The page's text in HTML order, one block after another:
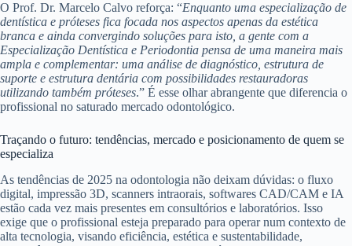
O Prof. Dr. Marcelo Calvo reforça: “Enquanto uma especialização de
dentística e próteses fica focada nos aspectos apenas da estética
branca e ainda convergindo soluções para isto, a gente com a
Especialização Dentística e Periodontia pensa de uma maneira mais
ampla e complementar: uma análise de diagnóstico, estrutura de
suporte e estrutura dentária com possibilidades restauradoras
utilizando também próteses.” É esse olhar abrangente que diferencia o
profissional no saturado mercado odontológico.
Traçando o futuro: tendências, mercado e posicionamento de quem se
especializa
As tendências de 2025 na odontologia não deixam dúvidas: o fluxo
digital, impressão 3D, scanners intraorais, softwares CAD/CAM e IA
estão cada vez mais presentes em consultórios e laboratórios. Isso
exige que o profissional esteja preparado para operar num contexto de
alta tecnologia, visando eficiência, estética e sustentabilidade,